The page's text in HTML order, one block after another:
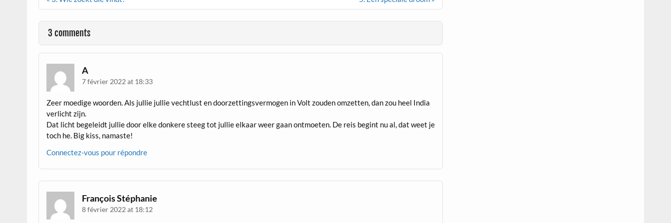
3 comments
A
7 février 2022 at 18:33
Zeer moedige woorden. Als jullie jullie vechtlust en doorzettingsvermogen in Volt zouden omzetten, dan zou heel India
verlicht zijn.
Dat licht begeleidt jullie door elke donkere steeg tot jullie elkaar weer gaan ontmoeten. De reis begint nu al, dat weet je
toch he. Big kiss, namaste!
Connectez-vous pour répondre
François Stéphanie
8 février 2022 at 18:12